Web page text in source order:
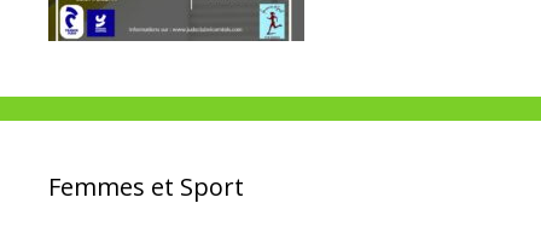
Femmes et Sport